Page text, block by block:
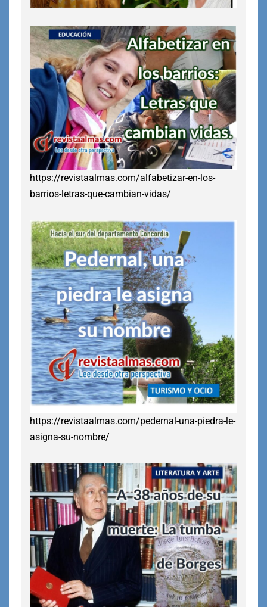
https://revistaalmas.com/alfabetizar-en-los-
barrios-letras-que-cambian-vidas/
https://revistaalmas.com/pedernal-una-piedra-le-
asigna-su-nombre/